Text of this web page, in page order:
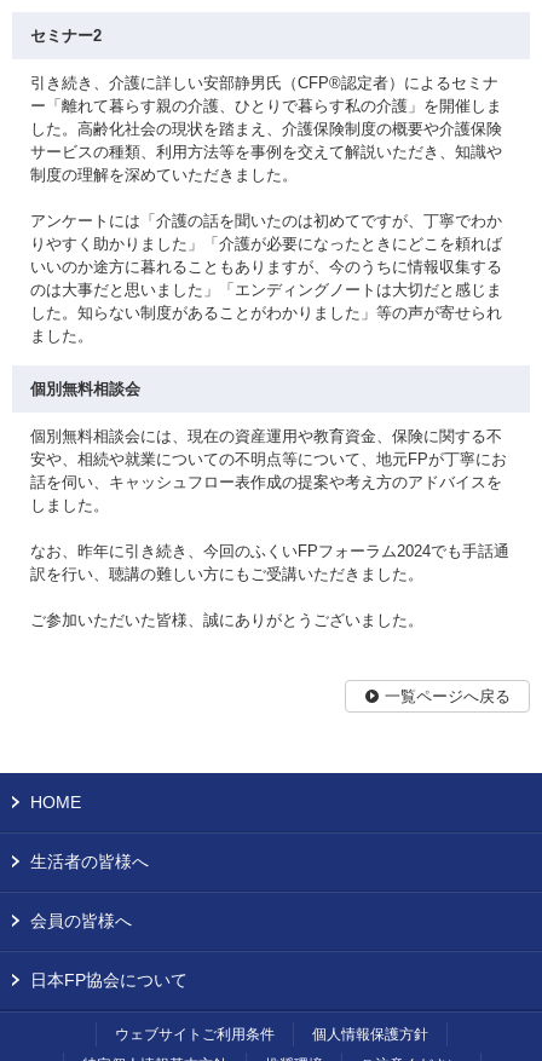
セミナー2
引き続き、介護に詳しい安部静男氏（CFP®認定者）によるセミナ
ー「離れて暮らす親の介護、ひとりで暮らす私の介護」を開催しま
した。高齢化社会の現状を踏まえ、介護保険制度の概要や介護保険
サービスの種類、利用方法等を事例を交えて解説いただき、知識や
制度の理解を深めていただきました。
アンケートには「介護の話を聞いたのは初めてですが、丁寧でわか
りやすく助かりました」「介護が必要になったときにどこを頼れば
いいのか途方に暮れることもありますが、今のうちに情報収集する
のは大事だと思いました」「エンディングノートは大切だと感じま
した。知らない制度があることがわかりました」等の声が寄せられ
ました。
個別無料相談会
個別無料相談会には、現在の資産運用や教育資金、保険に関する不
安や、相続や就業についての不明点等について、地元FPが丁寧にお
話を伺い、キャッシュフロー表作成の提案や考え方のアドバイスを
しました。
なお、昨年に引き続き、今回のふくいFPフォーラム2024でも手話通
訳を行い、聴講の難しい方にもご受講いただきました。
ご参加いただいた皆様、誠にありがとうございました。
一覧ページへ戻る
HOME
生活者の皆様へ
会員の皆様へ
日本FP協会について
ウェブサイトご利用条件
個人情報保護方針